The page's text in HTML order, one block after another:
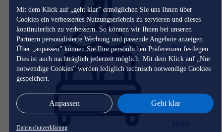
Mit dem Klick auf „geht klar” ermöglichen Sie uns Ihnen über
Cookies ein verbessertes Nutzungserlebnis zu servieren und dieses
kontinuierlich zu verbessern. So können wir Ihnen bei unseren
Partnern personalisierte Werbung und passende Angebote anzeigen.
Über „anpassen” können Sie Ihre persönlichen Präferenzen festlegen.
Dies ist auch nachträglich jederzeit möglich. Mit dem Klick auf „Nur
notwendige Cookies” werden lediglich technisch notwendige Cookies
gespeichert.
Anpassen Geht klar
Datenschutzerklärung
Reise